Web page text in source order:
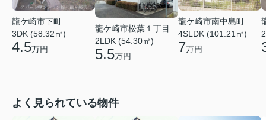
龍ケ崎市下町
3DK (58.32㎡)
4.5万円
龍ケ崎市松葉１丁目
2LDK (54.30㎡)
5.5万円
龍ケ崎市南中島町
4SLDK (101.21㎡)
7万円
よく見られている物件